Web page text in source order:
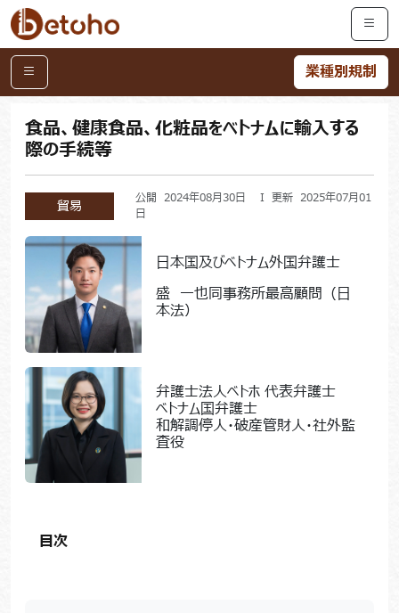
業種別規制
食品、健康食品、化粧品をベトナムに輸入する
際の手続等
貿易
公開 2024年08月30日 I 更新 2025年07月01
日
日本国及びベトナム外国弁護士
盛 一也同事務所最高顧問（日
本法）
弁護士法人ベトホ 代表弁護士
ベトナム国弁護士
和解調停人・破産管財人・社外監
査役
目次